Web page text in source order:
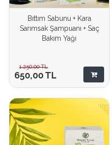
Bıttım Sabunu + Kara
Sarımsak Şampuanı + Saç
Bakım Yağı
1.250,00TL
650,00TL